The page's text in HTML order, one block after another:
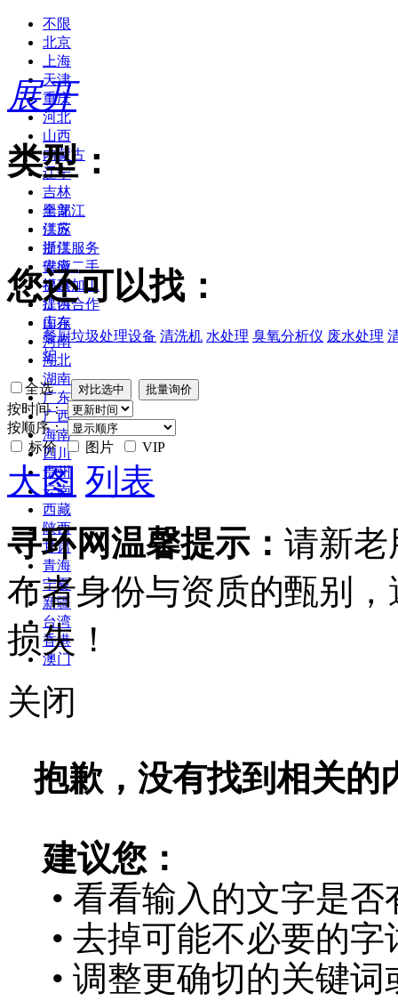
不限
北京
上海
天津
重庆
河北
山西
内蒙古
辽宁
吉林
黑龙江
江苏
浙江
安徽
福建
江西
山东
河南
湖北
湖南
广东
广西
海南
四川
贵州
云南
西藏
陕西
甘肃
青海
宁夏
新疆
台湾
香港
澳门
展开
类型：
全部
供应
提供服务
供应二手
提供加工
提供合作
库存
您还可以找：
餐厨垃圾处理设备 清洗机 水处理 臭氧分析仪 废水处理
炉
全选
按时间：
按顺序：
标价
图片 VIP
大图 列表
寻环网温馨提示： 请新老
布者身份与资质的甄别
损失！
关闭
抱歉，没有找到相关的
建议您：
• 看看输入的文字是否
• 去掉可能不必要的字
• 调整更确切的关键